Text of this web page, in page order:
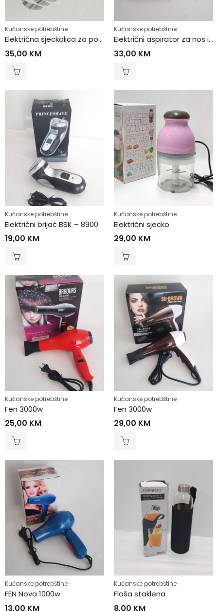
Kućanske potrebštine
Električna sjeckalica za povrće i meso
35,00 KM
Kućanske potrebštine
Električni aspirator za nos i uši
33,00 KM
Kućanske potrebštine
Električni brijač BSK – 8900
19,00 KM
Kućanske potrebštine
Električni sjecko
29,00 KM
Kućanske potrebštine
Fen 3000w
25,00 KM
Kućanske potrebštine
Fen 3000w
29,00 KM
Kućanske potrebštine
FEN Nova 1000w
13,00 KM
Kućanske potrebštine
Flaša staklena
8,00 KM